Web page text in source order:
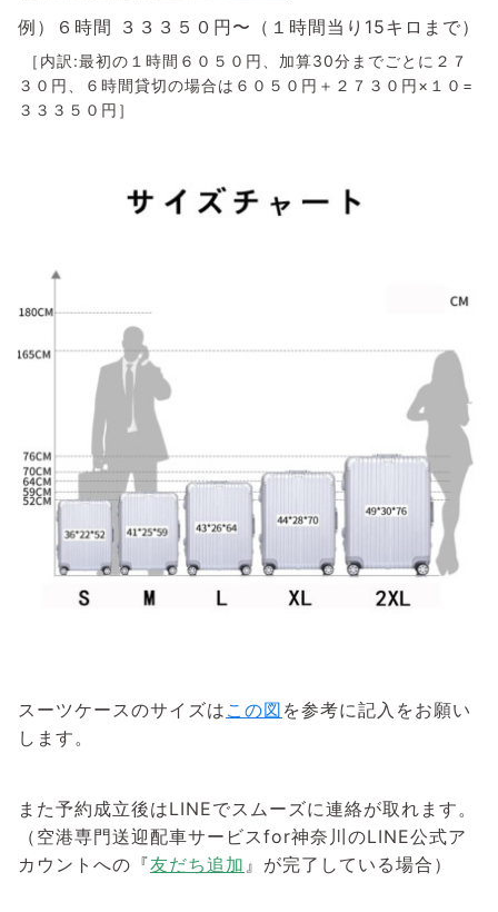
例）６時間 ３３３５０円〜（１時間当り15キロまで）
［内訳:最初の１時間６０５０円、加算30分までごとに２７
３０円、６時間貸切の場合は６０５０円＋２７３０円×１０=
３３３５０円］
スーツケースのサイズは この図 を参考に記入をお願い
します。
また予約成立後はLINEでスムーズに連絡が取れます。
（空港専門送迎配車サービスfor神奈川のLINE公式ア
カウントへの『友だち追加 』が完了している場合）